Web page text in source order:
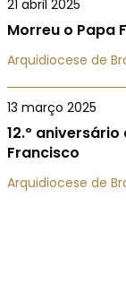
21 abril 2025
Morreu o Papa
Arquidiocese de
13 março 2025
12.º
Francisco
Arquidiocese de